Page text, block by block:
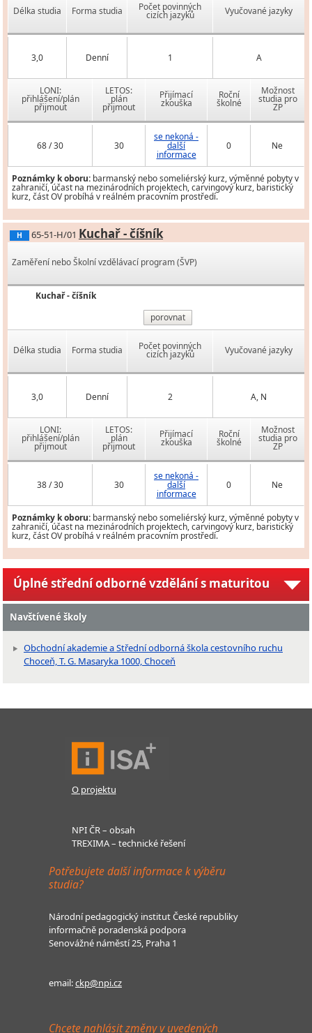
Délka studia Forma studia Počet povinných
cizích jazyků Vyučované jazyky
3,0 Denní 1 A
LONI:
přihlášení/plán
přijmout
LETOS:
plán
přijmout
Přijímací
zkouška
Roční
školné
Možnost
studia pro
ZP
68 / 30 30
se nekoná -
další
informace
0 Ne
Poznámky k oboru: barmanský nebo someliérský kurz, výměnné pobyty v
zahraničí, účast na mezinárodních projektech, carvingový kurz, baristický
kurz, část OV probíhá v reálném pracovním prostředí.
H 65-51-H/01 Kuchař - číšník
Zaměření nebo Školní vzdělávací program (ŠVP)
Kuchař - číšník
porovnat
Délka studia Forma studia Počet povinných
cizích jazyků Vyučované jazyky
3,0 Denní 2 A, N
LONI:
přihlášení/plán
přijmout
LETOS:
plán
přijmout
Přijímací
zkouška
Roční
školné
Možnost
studia pro
ZP
38 / 30 30
se nekoná -
další
informace
0 Ne
Poznámky k oboru: barmanský nebo someliérský kurz, výměnné pobyty v
zahraničí, účast na mezinárodních projektech, carvingový kurz, baristický
kurz, část OV probíhá v reálném pracovním prostředí.
Úplné střední odborné vzdělání s maturitou
Navštívené školy
Obchodní akademie a Střední odborná škola cestovního ruchu
Choceň, T. G. Masaryka 1000, Choceň
O projektu
NPI ČR – obsah
TREXIMA – technické řešení
Potřebujete další informace k výběru
studia?
Národní pedagogický institut České republiky
informačně poradenská podpora
Senovážné náměstí 25, Praha 1
email:ckp@npi.cz
Chcete nahlásit změny v uvedených